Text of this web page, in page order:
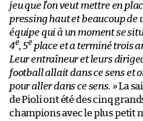
jeu que l’on veut mettre en
pressing haut et beaucoup de
équipe qui à un moment se
4e, 5eplace et a terminé trois
Leur entraîneur et leurs
football allait dans ce sens et
pour aller dans ce sens. »La
de Pioli ont été des cinq
champions avec le plus petit